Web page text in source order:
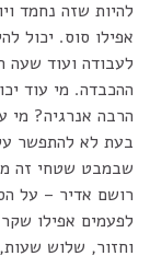
להיות שזה נחמד
אפילו סוס. יכול
לעבודה ועוד
ההכבדה. מי עוד
הרבה אנרגיה? מי
בעת לא להתפשר
שבמבט שטחי זה
רושם אדיר – על
וחזור, שלוש